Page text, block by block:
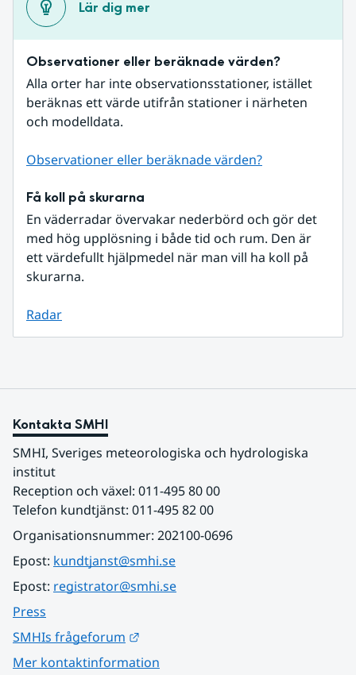
Lär dig mer
Observationer eller beräknade värden?
Alla orter har inte observationsstationer, istället
beräknas ett värde utifrån stationer i närheten
och modelldata.
Observationer eller beräknade värden?
Få koll på skurarna
En väderradar övervakar nederbörd och gör det
med hög upplösning i både tid och rum. Den är
ett värdefullt hjälpmedel när man vill ha koll på
skurarna.
Radar
Kontakta SMHI
SMHI, Sveriges meteorologiska och hydrologiska
institut
Reception och växel: 011-495 80 00
Telefon kundtjänst: 011-495 82 00
Organisationsnummer: 202100-0696
Epost: kundtjanst@smhi.se
Epost: registrator@smhi.se
Press
SMHIs frågeforum
Mer kontaktinformation